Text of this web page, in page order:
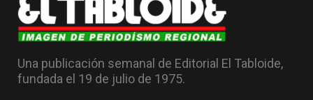
Una publicación semanal de Editorial El Tabloide,
fundada el 19 de julio de 1975.